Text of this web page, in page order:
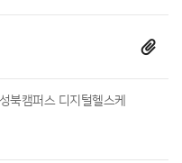
북캠퍼스 디지털헬스케